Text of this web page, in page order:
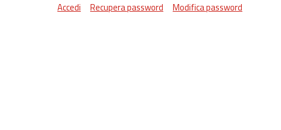
Accedi Recupera password Modifica password